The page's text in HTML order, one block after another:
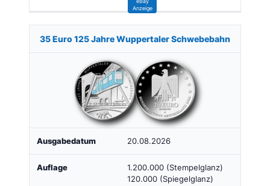
35 Euro 125 Jahre Wuppertaler Schwebebahn
20.08.2026
1.200.000 (Stempelglanz)
120.000 (Spiegelglanz)